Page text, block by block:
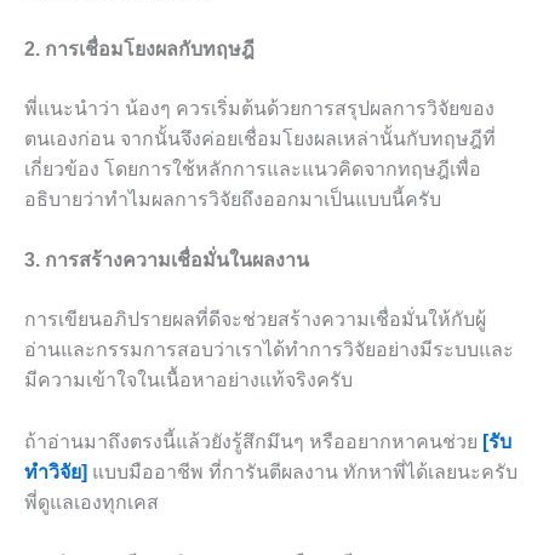
2. การเชื่อมโยงผลกับทฤษฎี
พี่แนะนำว่า น้องๆ ควรเริ่มต้นด้วยการสรุปผลการวิจัยของ
ตนเองก่อน จากนั้นจึงค่อยเชื่อมโยงผลเหล่านั้นกับทฤษฎีที่
เกี่ยวข้อง โดยการใช้หลักการและแนวคิดจากทฤษฎีเพื่อ
อธิบายว่าทำไมผลการวิจัยถึงออกมาเป็นแบบนี้ครับ
3. การสร้างความเชื่อมั่นในผลงาน
การเขียนอภิปรายผลที่ดีจะช่วยสร้างความเชื่อมั่นให้กับผู้
อ่านและกรรมการสอบว่าเราได้ทำการวิจัยอย่างมีระบบและ
มีความเข้าใจในเนื้อหาอย่างแท้จริงครับ
ถ้าอ่านมาถึงตรงนี้แล้วยังรู้สึกมึนๆ หรืออยากหาคนช่วย [รับ
ทำวิจัย] แบบมืออาชีพ ที่การันตีผลงาน ทักหาพี่ได้เลยนะครับ
พี่ดูแลเองทุกเคส